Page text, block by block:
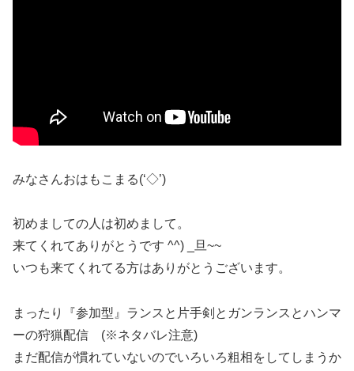
みなさんおはもこまる(‘◇’)ゞ
初めましての人は初めまして。
来てくれてありがとうです ^^) _旦~~
いつも来てくれてる方はありがとうございます。
まったり『参加型』ランスと片手剣とガンランスとハンマ
ーの狩猟配信 (※ネタバレ注意)
まだ配信が慣れていないのでいろいろ粗相をしてしまうか